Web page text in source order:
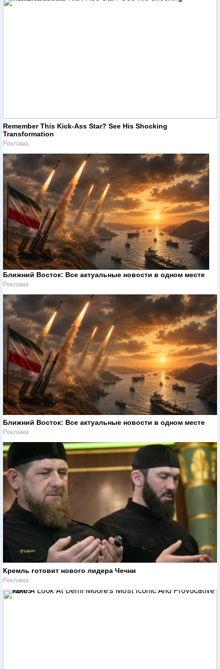
Remember This Kick-Ass Star? See His Shocking
Transformation
Реклама
Ближний Восток: Все актуальные новости в одном месте
Реклама
Ближний Восток: Все актуальные новости в одном месте
Реклама
Кремль готовит нового лидера Чечни
Реклама